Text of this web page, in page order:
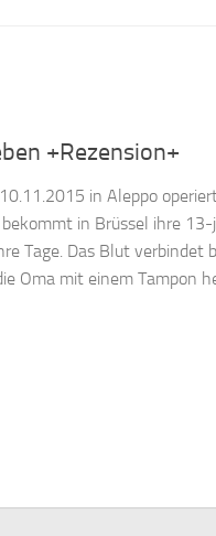
+Rezension+
in Aleppo
in Brüssel ihre
Tage. Das Blut verbindet
Oma mit einem Tampon